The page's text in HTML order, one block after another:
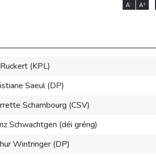
A- A+
(KPL)
Saeul (DP)
Schambourg (CSV)
Schwachtgen (déi gréng)
Wintringer (DP)